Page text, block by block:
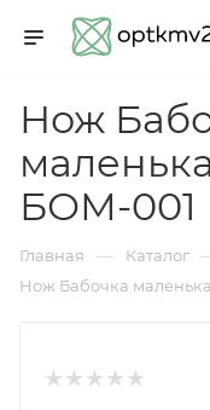
Нож
БОМ-001
Главная — Каталог
Нож Бабочка